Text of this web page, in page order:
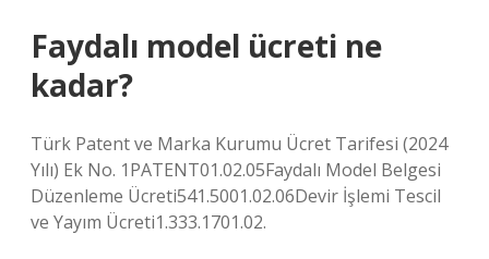
Faydalı model ücreti ne
kadar?
Türk Patent ve Marka Kurumu Ücret Tarifesi (2024
Yılı) Ek No. 1PATENT01.02.05Faydalı Model Belgesi
Düzenleme Ücreti541.5001.02.06Devir İşlemi Tescil
ve Yayım Ücreti1.333.1701.02.